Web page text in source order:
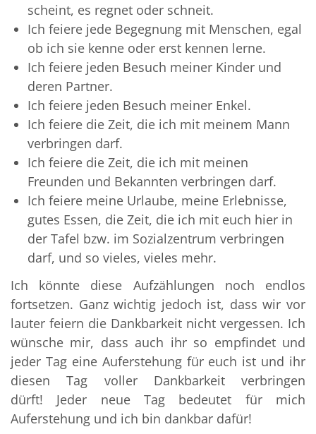
scheint, es regnet oder schneit.
Ich feiere jede Begegnung mit Menschen, egal
ob ich sie kenne oder erst kennen lerne.
Ich feiere jeden Besuch meiner Kinder und
deren Partner.
Ich feiere jeden Besuch meiner Enkel.
Ich feiere die Zeit, die ich mit meinem Mann
verbringen darf.
Ich feiere die Zeit, die ich mit meinen
Freunden und Bekannten verbringen darf.
Ich feiere meine Urlaube, meine Erlebnisse,
gutes Essen, die Zeit, die ich mit euch hier in
der Tafel bzw. im Sozialzentrum verbringen
darf, und so vieles, vieles mehr.
Ich könnte diese Aufzählungen noch endlos
fortsetzen. Ganz wichtig jedoch ist, dass wir vor
lauter feiern die Dankbarkeit nicht vergessen. Ich
wünsche mir, dass auch ihr so empfindet und
jeder Tag eine Auferstehung für euch ist und ihr
diesen Tag voller Dankbarkeit verbringen
dürft! Jeder neue Tag bedeutet für mich
Auferstehung und ich bin dankbar dafür!